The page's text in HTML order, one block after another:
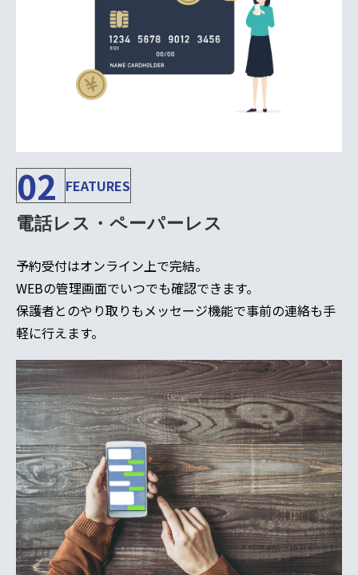
02 FEATURES
電話レス・ペーパーレス
予約受付はオンライン上で完結。
WEBの管理画面でいつでも確認できます。
保護者とのやり取りもメッセージ機能で事前の連絡も手
軽に行えます。